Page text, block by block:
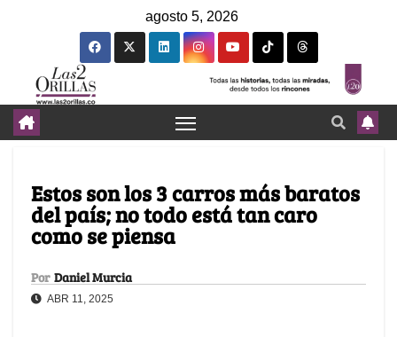
agosto 5, 2026
Estos son los 3 carros más baratos
del país; no todo está tan caro
como se piensa
Por Daniel Murcia
ABR 11, 2025